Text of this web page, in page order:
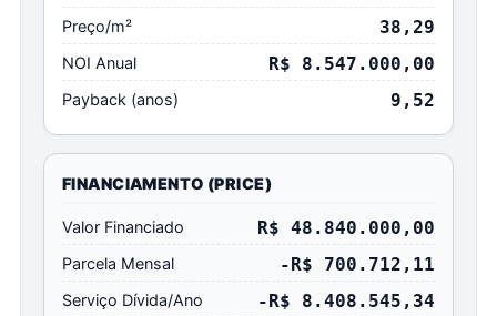
Preço/m² 38,29
NOI Anual R$ 8.547.000,00
Payback (anos) 9,52
FINANCIAMENTO (PRICE)
Valor Financiado R$ 48.840.000,00
Parcela Mensal -R$ 700.712,11
Serviço Dívida/Ano -R$ 8.408.545,34